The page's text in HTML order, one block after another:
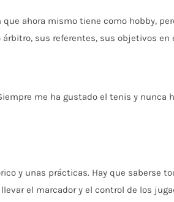
ahora mismo tiene como hobby,
sus referentes, sus objetivos
me ha gustado el tenis y
y unas prácticas. Hay que saberse
el marcador y el control de los